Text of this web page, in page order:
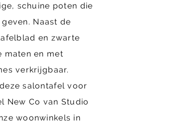
schuine poten die
Naast de
en zwarte
maten en met
verkrijgbaar.
salontafel voor
New Co van Studio
woonwinkels in